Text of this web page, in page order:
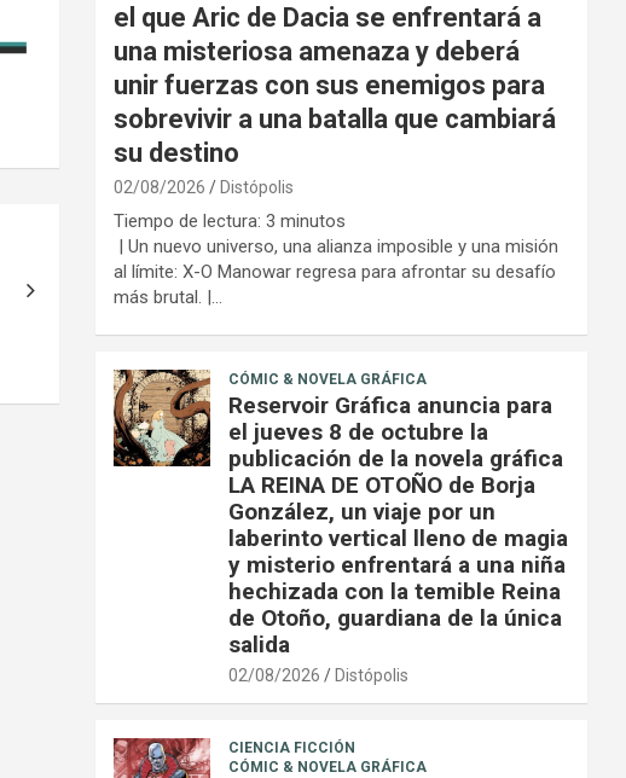
el que Aric de Dacia se enfrentará a
una misteriosa amenaza y deberá
unir fuerzas con sus enemigos para
sobrevivir a una batalla que cambiará
su destino
02/08/2026 Distópolis
Tiempo de lectura: 3 minutos
| Un nuevo universo, una alianza imposible y una misión
al límite: X-O Manowar regresa para afrontar su desafío
más brutal. |…
CÓMIC & NOVELA GRÁFICA
Reservoir Gráfica anuncia para
el jueves 8 de octubre la
publicación de la novela gráfica
LA REINA DE OTOÑO de Borja
González, un viaje por un
laberinto vertical lleno de magia
y misterio enfrentará a una niña
hechizada con la temible Reina
de Otoño, guardiana de la única
salida
02/08/2026 Distópolis
CIENCIA FICCIÓN
CÓMIC & NOVELA GRÁFICA